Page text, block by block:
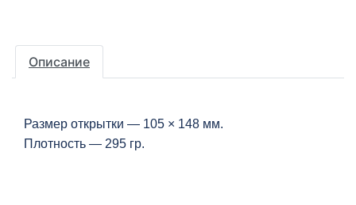
Описание
Размер открытки — 105 × 148 мм.
Плотность — 295 гр.